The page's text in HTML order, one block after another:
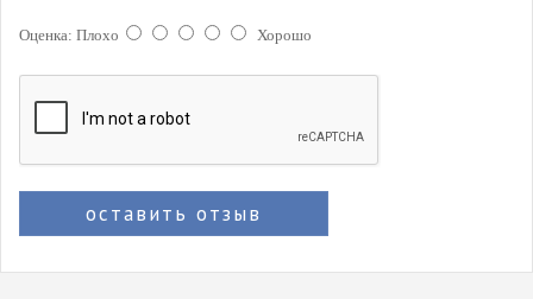
Оценка: Плохо Хорошо
оставить отзыв